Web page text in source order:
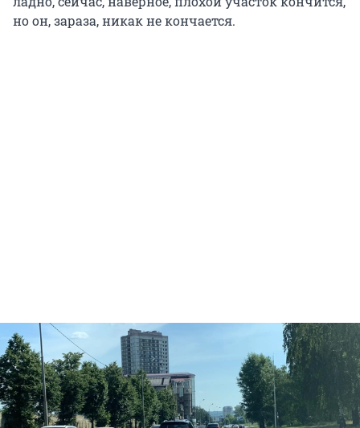
но он, зараза, никак не кончается.